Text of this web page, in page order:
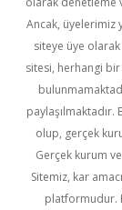
Ancak, üyelerimiz
siteye üye
sitesi, herhangi bir
olup, gerçek
Gerçek kurum
Sitemiz, kar
platformudur.